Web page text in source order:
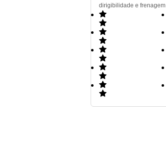
dirigibilidade e frenagem